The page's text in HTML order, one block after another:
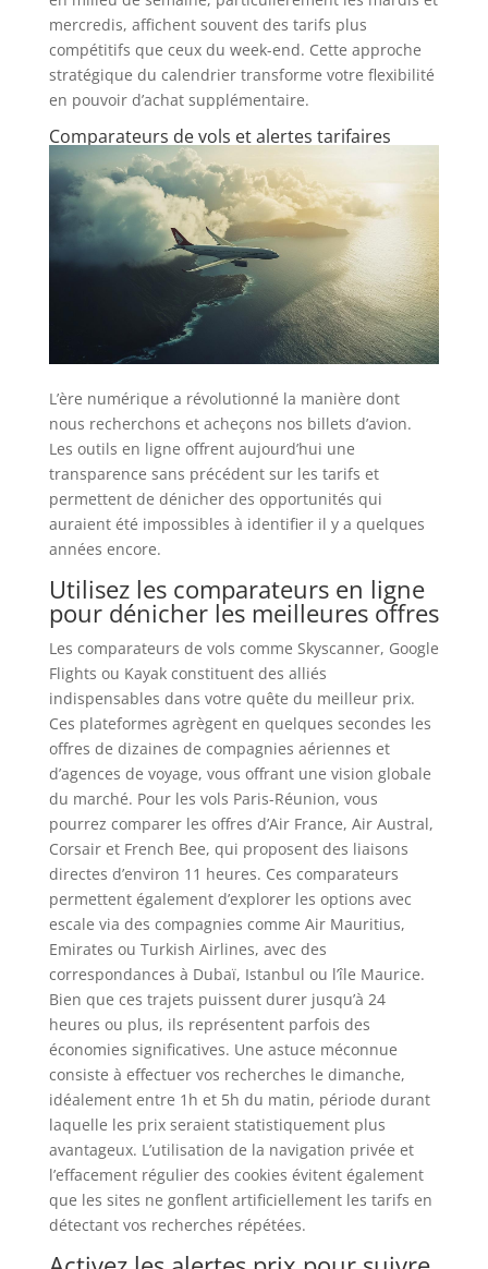
mercredis, affichent souvent des tarifs plus
compétitifs que ceux du week-end. Cette approche
stratégique du calendrier transforme votre flexibilité
en pouvoir d’achat supplémentaire.
Comparateurs de vols et alertes tarifaires
L’ère numérique a révolutionné la manière dont
nous recherchons et acheçons nos billets d’avion.
Les outils en ligne offrent aujourd’hui une
transparence sans précédent sur les tarifs et
permettent de dénicher des opportunités qui
auraient été impossibles à identifier il y a quelques
années encore.
Utilisez les comparateurs en ligne
pour dénicher les meilleures offres
Les comparateurs de vols comme Skyscanner, Google
Flights ou Kayak constituent des alliés
indispensables dans votre quête du meilleur prix.
Ces plateformes agrègent en quelques secondes les
offres de dizaines de compagnies aériennes et
d’agences de voyage, vous offrant une vision globale
du marché. Pour les vols Paris-Réunion, vous
pourrez comparer les offres d’Air France, Air Austral,
Corsair et French Bee, qui proposent des liaisons
directes d’environ 11 heures. Ces comparateurs
permettent également d’explorer les options avec
escale via des compagnies comme Air Mauritius,
Emirates ou Turkish Airlines, avec des
correspondances à Dubaï, Istanbul ou l’île Maurice.
Bien que ces trajets puissent durer jusqu’à 24
heures ou plus, ils représentent parfois des
économies significatives. Une astuce méconnue
consiste à effectuer vos recherches le dimanche,
idéalement entre 1h et 5h du matin, période durant
laquelle les prix seraient statistiquement plus
avantageux. L’utilisation de la navigation privée et
l’effacement régulier des cookies évitent également
que les sites ne gonflent artificiellement les tarifs en
détectant vos recherches répétées.